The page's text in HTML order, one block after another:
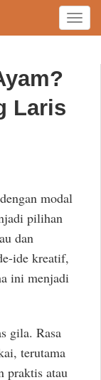
T
o
Laris
modal
pilihan
dan
ide kreatif,
ini menjadi
gila. Rasa
terutama
praktis atau